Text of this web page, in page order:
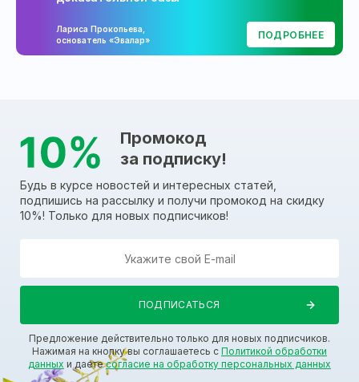
Лариса Прокопьева,
основатель «Эвалар»
ПОДРОБНЕЕ
Промокод
за подписку!
Будь в курсе новостей и интересных статей,
подпишись на рассылку и получи промокод на скидку
10%! Только для новых подписчиков!
Предложение действительно только для новых подписчиков.
Нажимая на кнопку вы соглашаетесь с Политикой обработки
данных и даетесогласие на обработку персональных данных